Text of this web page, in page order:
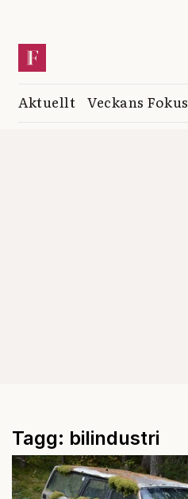
Aktuellt Veckans Fokus
Tagg: bilindustri